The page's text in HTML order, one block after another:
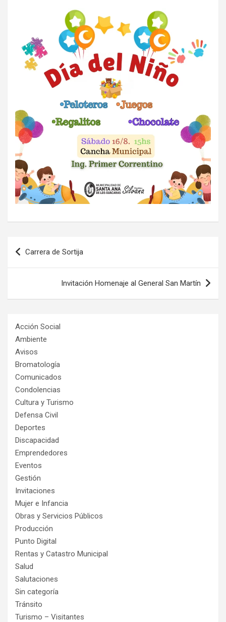
Navegación
de
Carrera de Sortija
Invitación Homenaje al General San Martín
Acción Social
Ambiente
Avisos
Bromatología
Comunicados
Condolencias
Cultura y Turismo
Defensa Civil
Deportes
Discapacidad
Emprendedores
Eventos
Gestión
Invitaciones
Mujer e Infancia
Obras y Servicios Públicos
Producción
Punto Digital
Rentas y Catastro Municipal
Salud
Salutaciones
Sin categoría
Tránsito
Turismo – Visitantes